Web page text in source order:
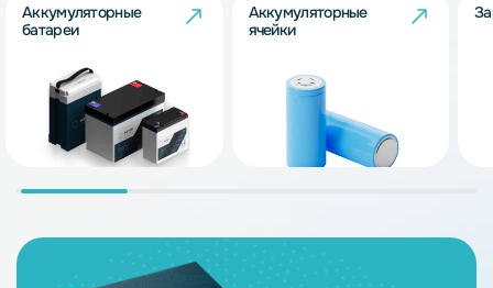
Аккумуляторные
батареи
Аккумуляторные
ячейки